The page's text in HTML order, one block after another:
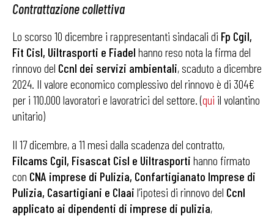
Contrattazione collettiva
Lo scorso 10 dicembre i rappresentanti sindacali di Fp Cgil,
Fit Cisl, Uiltrasporti e Fiadel hanno reso nota la firma del
rinnovo del Ccnl dei servizi ambientali, scaduto a dicembre
2024. Il valore economico complessivo del rinnovo è di 304€
per i 110.000 lavoratori e lavoratrici del settore. (qui il volantino
unitario)
Il 17 dicembre, a 11 mesi dalla scadenza del contratto,
Filcams Cgil, Fisascat Cisl e Uiltrasporti hanno firmato
con CNA imprese di Pulizia, Confartigianato Imprese di
Pulizia, Casartigiani e Claai l’ipotesi di rinnovo del Ccnl
applicato ai dipendenti di imprese di pulizia,